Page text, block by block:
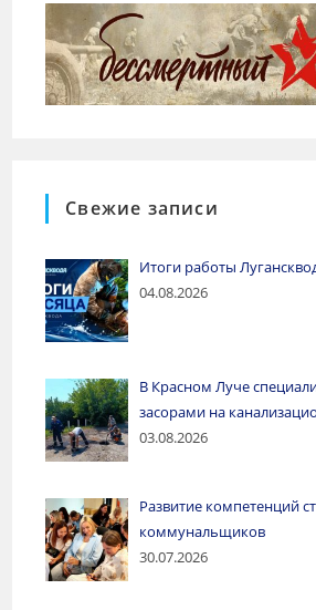
Свежие записи
Итоги работы
04.08.2026
В Красном Луче
засорами на
03.08.2026
Развитие компетенций
коммунальщиков
30.07.2026